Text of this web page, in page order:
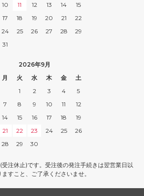
10 11 12 13 14
15
17 18 19 20 21
22
24 25 26 27 28
29
31
2026年9月
月 火 水 木 金
土
1
2 3 4
5
7 8 9 10 11
12
14 15 16 17 18
19
21 22 23 24 25
26
28 29 30
注休止)です。受注後の発注手続きは翌営業日以
すこと、ご了承くださいませ。